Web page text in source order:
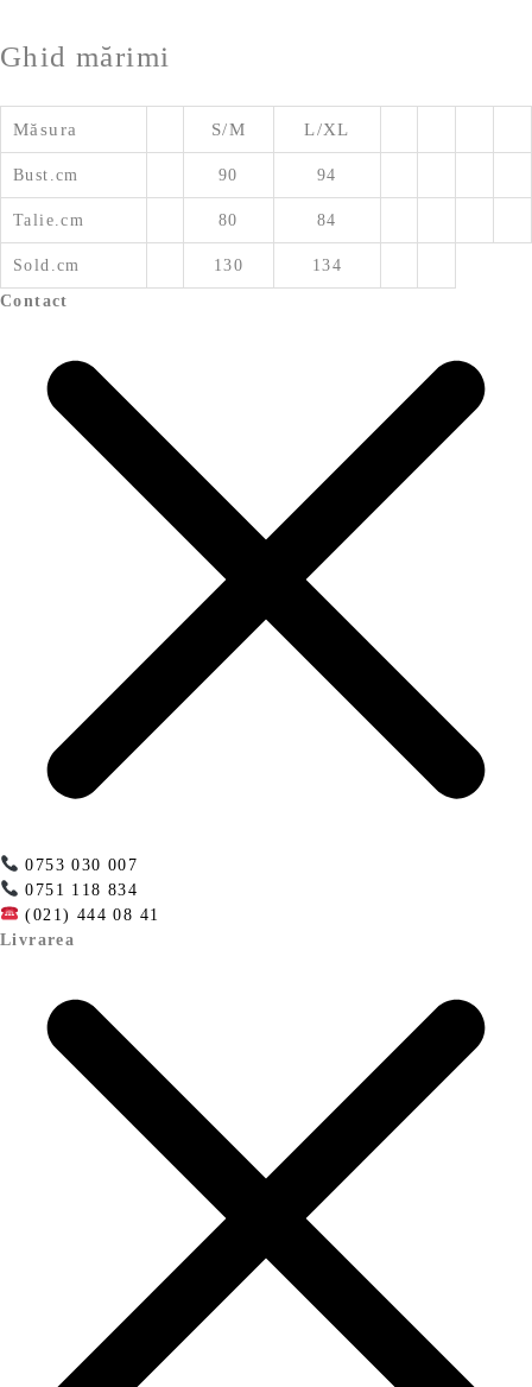
Ghid mărimi
Măsura S/M L/XL
Bust.cm 90 94
Talie.cm 80 84
Sold.cm 130
134
Contact
0753 030 007
0751 118 834
(021) 444 08 41
Livrarea